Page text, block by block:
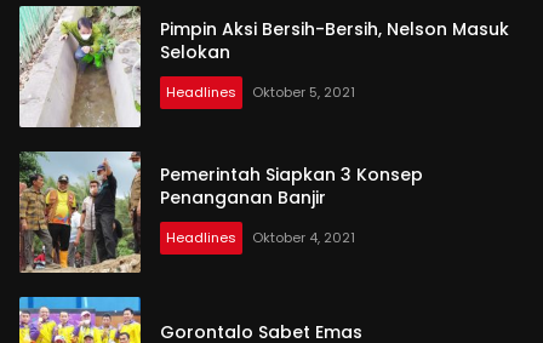
Pimpin Aksi Bersih-Bersih, Nelson Masuk
Selokan
Headlines Oktober 5, 2021
Pemerintah Siapkan 3 Konsep
Penanganan Banjir
Headlines Oktober 4, 2021
Gorontalo Sabet Emas